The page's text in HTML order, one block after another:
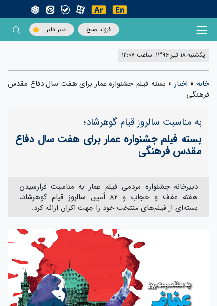
فرزند صبح دبیر دلیر
یکشنبه 18 تیر 1396، ساعت 12:07
خانه» اخبار » بسته فیلم جشنواره عمار برای هفت سال دفاع مقدس
فرهنگی
به مناسبت سالروز قیام گوهرشاد؛
بسته فیلم جشنواره عمار برای هفت سال دفاع
مقدس فرهنگی
دبیرخانه جشنواره مردمی فیلم عمار به مناسبت فرارسیدن
هفته عفاف و حجاب و 82 اُمین سالروز قیام گوهرشاد،
بسته‌ای از فیلم‌های منتخب خود را جهت اکران ارائه کرد.